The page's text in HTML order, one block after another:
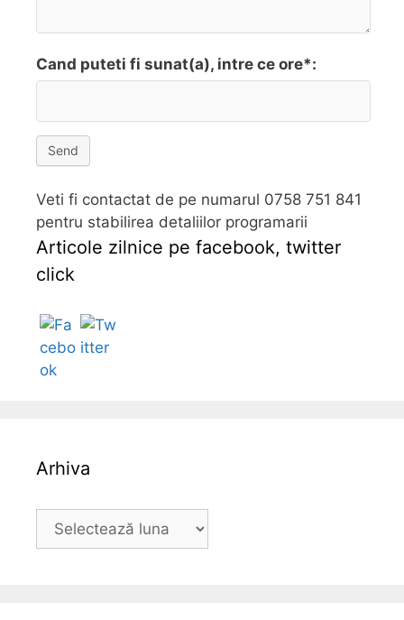
Cand puteti fi sunat(a), intre ce ore*:
Send
Veti fi contactat de pe numarul 0758 751 841
pentru stabilirea detaliilor programarii
Articole zilnice pe facebook, twitter
click
Arhiva